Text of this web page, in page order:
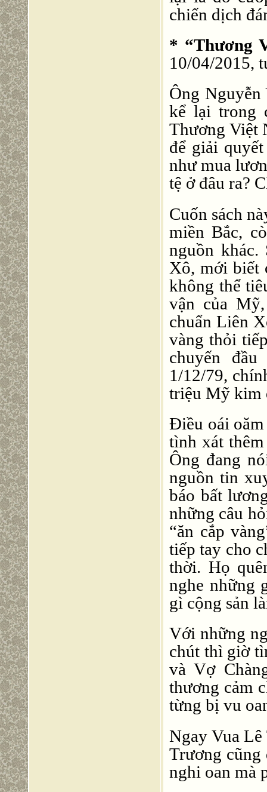
chiến dịch
* “Thương
10/04/2015,
Ông
kể lại trong
Thương Việt
để giải
như mua
tệ ở đâu ra?
Cuốn sách
miền Bắc,
nguồn
Xô, mới biết
không thể
vận của
chuẩn Liên
vàng thỏi
chuyến
1/12/79,
triệu Mỹ kim
Điều oái
tình xát
Ông đang
nguồn tin
báo bất
những câu
“ăn cắp
tiếp tay cho
thời. Họ
nghe những
gì cộng sản
Với những
chút thì giờ
và Vợ
thương cảm
từng bị vu
Ngay Vua
Trương cũng
nghi oan mà